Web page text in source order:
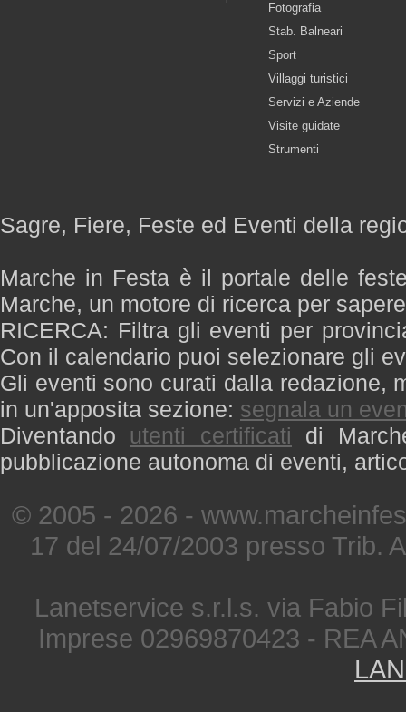
Fotografia
Stab. Balneari
Sport
Villaggi turistici
Servizi e Aziende
Visite guidate
Strumenti
Sagre, Fiere, Feste ed Eventi della
Marche in Festa è il portale delle
Marche, un motore di ricerca per
RICERCA: Filtra gli eventi per
Con il calendario puoi selezionare gli
Gli eventi sono curati dalla redazione,
in un'apposita sezione: segnala un
Diventando utenti certificati di
pubblicazione autonoma di eventi,
© 2005 - 2026 -
17 del 24/07/2003 presso Trib.
Lanetservice s.r.l.s. via Fabio
Imprese 02969870423 - REA